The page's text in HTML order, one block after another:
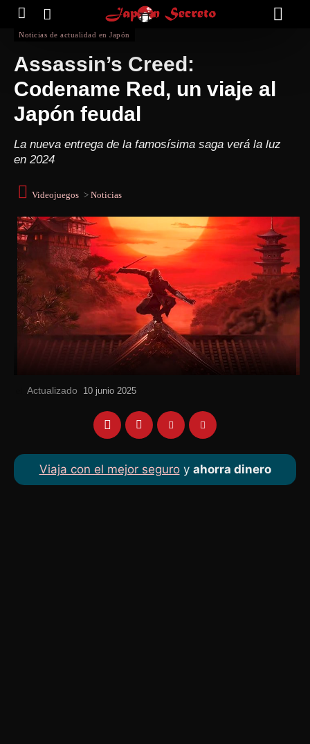
Noticias de actualidad en Japón
Assassin’s Creed:
Codename Red, un viaje al
Japón feudal
La nueva entrega de la famosísima saga verá la luz
en 2024
Videojuegos > Noticias
Actualizado 10 junio 2025
Viaja con el mejor seguroy ahorra dinero